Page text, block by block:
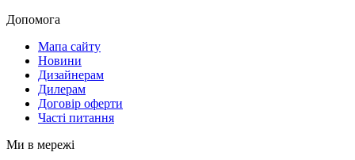
Допомога
Мапа сайту
Новини
Дизайнерам
Дилерам
Договір оферти
Часті питання
Ми в мережі